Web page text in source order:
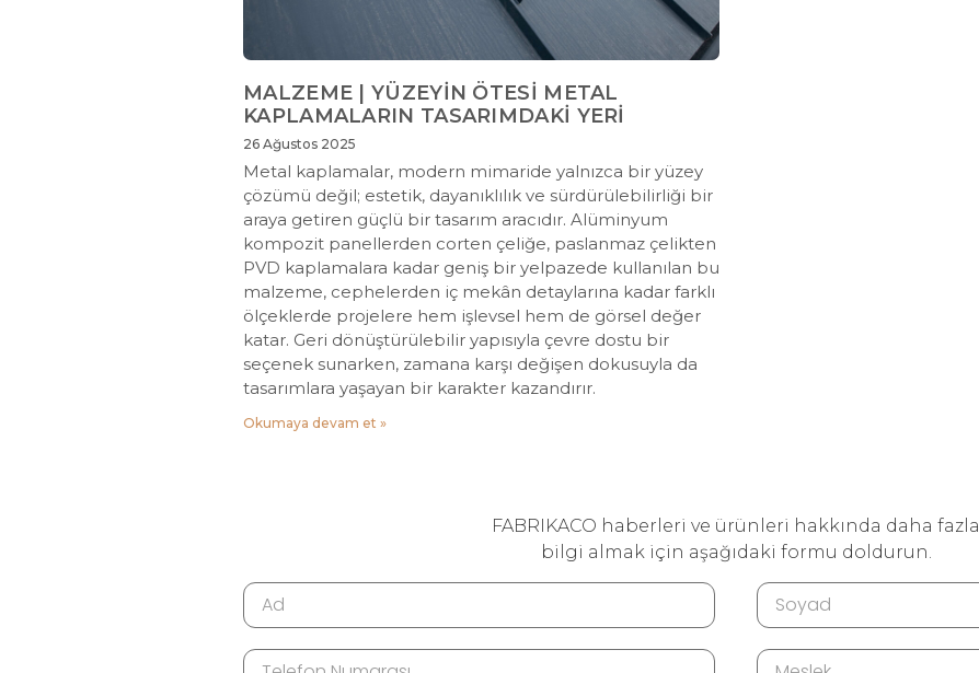
MALZEME | YÜZEYİN ÖTESİ METAL
KAPLAMALARIN TASARIMDAKİ YERİ
26 Ağustos 2025
Metal kaplamalar, modern mimaride yalnızca bir yüzey
çözümü değil; estetik, dayanıklılık ve sürdürülebilirliği bir
araya getiren güçlü bir tasarım aracıdır. Alüminyum
kompozit panellerden corten çeliğe, paslanmaz çelikten
PVD kaplamalara kadar geniş bir yelpazede kullanılan bu
malzeme, cephelerden iç mekân detaylarına kadar farklı
ölçeklerde projelere hem işlevsel hem de görsel değer
katar. Geri dönüştürülebilir yapısıyla çevre dostu bir
seçenek sunarken, zamana karşı değişen dokusuyla da
tasarımlara yaşayan bir karakter kazandırır.
Okumaya devam et »
FABRIKACO haberleri ve ürünleri hakkında daha fazla
bilgi almak için aşağıdaki formu doldurun.